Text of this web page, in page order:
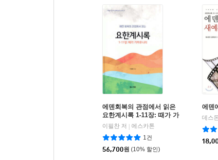
에덴회복의 관점에서 읽은
요한계시록 1-11장: 때가 가
까우니라
이필찬 저
에스카톤
1건
56,700원 (10% 할인)
에덴